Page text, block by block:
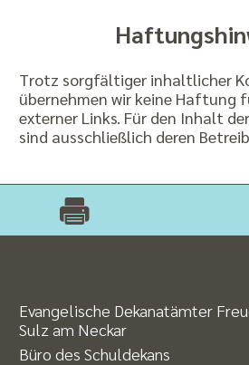
Trotz sorgfältiger inhaltlicher
übernehmen wir keine Haftung
externer Links. Für den Inhalt
sind ausschließlich deren
Evangelische Dekanatämter
Sulz am Neckar
Büro des Schuldekans